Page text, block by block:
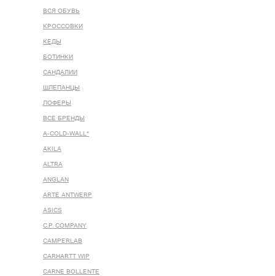
ВСЯ ОБУВЬ
КРОССОВКИ
КЕДЫ
БОТИНКИ
САНДАЛИИ
ШЛЕПАНЦЫ
ЛОФЕРЫ
ВСЕ БРЕНДЫ
A-COLD-WALL*
AKILA
ALTRA
ANGLAN
ARTE ANTWERP
ASICS
C.P. COMPANY
CAMPERLAB
CARHARTT WIP
CARNE BOLLENTE